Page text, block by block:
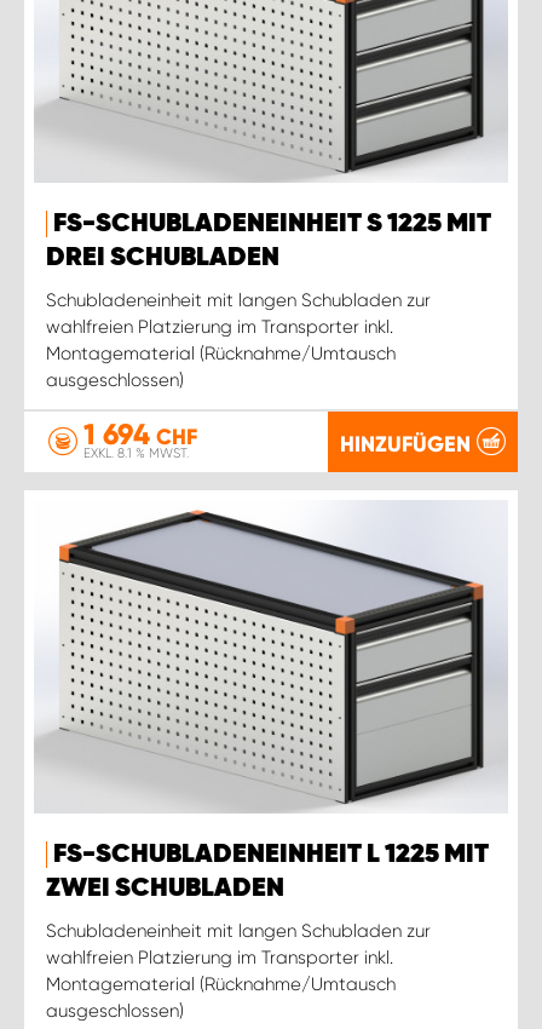
FS-SCHUBLADENEINHEIT S 1225 MIT
DREI SCHUBLADEN
Schubladeneinheit mit langen Schubladen zur
wahlfreien Platzierung im Transporter inkl.
Montagematerial (Rücknahme/Umtausch
ausgeschlossen)
1 694 CHF
EXKL. 8.1 % MWST. HINZUFÜGEN
FS-SCHUBLADENEINHEIT L 1225 MIT
ZWEI SCHUBLADEN
Schubladeneinheit mit langen Schubladen zur
wahlfreien Platzierung im Transporter inkl.
Montagematerial (Rücknahme/Umtausch
ausgeschlossen)